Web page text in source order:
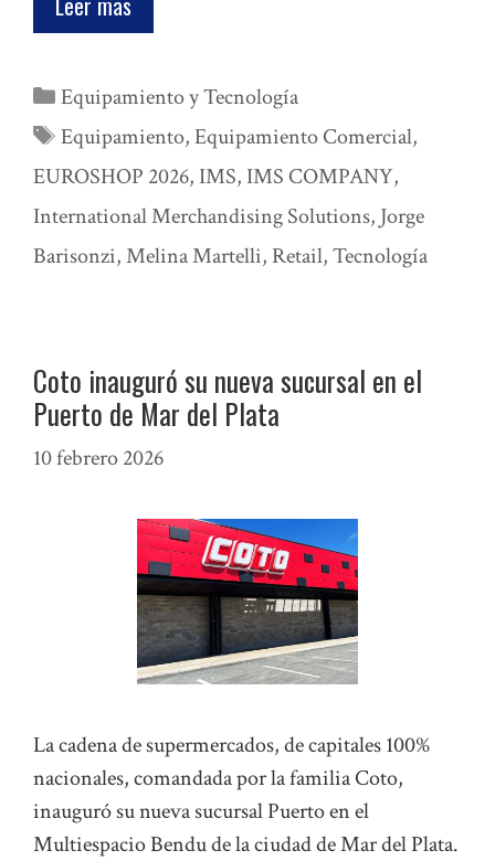
Categorías
Equipamiento y Tecnología
Etiquetas
Equipamiento,Equipamiento Comercial,
EUROSHOP 2026, IMS, IMS COMPANY,
International Merchandising Solutions, Jorge
Barisonzi,Melina Martelli, Retail,Tecnología
Coto inauguró su nueva sucursal en el
Puerto de Mar del Plata
10 febrero 2026
La cadena de supermercados, de capitales 100%
nacionales, comandada por la familia Coto,
inauguró su nueva sucursal Puerto en el
Multiespacio Bendu de la ciudad de Mar del Plata.